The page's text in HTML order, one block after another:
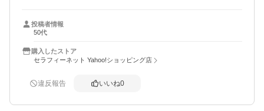
ビタミンCとの併用も効果的とあったのでメラノCCを試し
てみるものの、ベタつきと痒みのため、寝ている間に掻き
むしって悪化することがあったので、今は抗炎症効果のあ
る化粧水の後に塗布し、上から同じく抗炎症効果のあるジ
クリニックより割高ですが、時間と手間を考えるとリピ必
投稿者情報
50代
購入したストア
セラフィーネット Yahoo!ショッピング店
違反報告 いいね0